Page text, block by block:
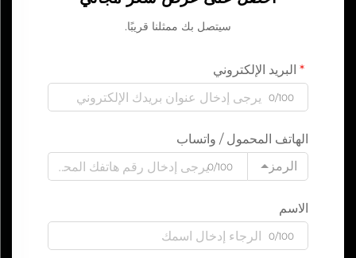
سيتصل بك ممثلنا قريبًا.
البريد الإلكتروني
0/100
الهاتف المحمول / واتساب
الرمز
0/100
الاسم
0/100